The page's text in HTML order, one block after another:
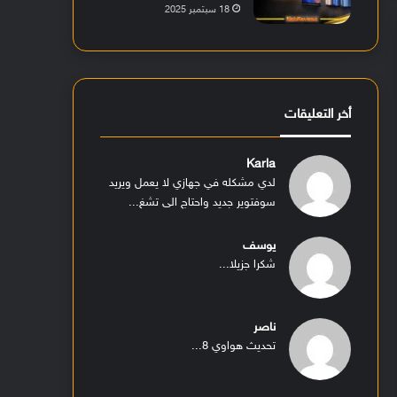
18 سبتمبر 2025
أخر التعليقات
Karla
لدي مشكله في جهازي لا يعمل ويريد
سوفتوير جديد واحتاج الى تشغ...
يوسف
شكرا جزيلا...
ناصر
تحديث هواوي 8...